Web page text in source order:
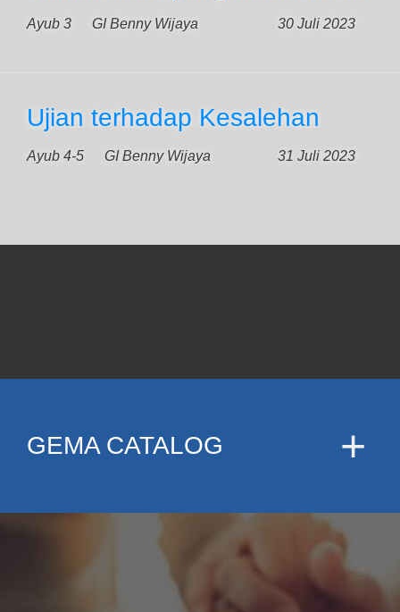
Ayub 3 30 Juli 2023
GI Benny Wijaya
Ujian terhadap Kesalehan
Ayub 4-5 31 Juli 2023
GI Benny Wijaya
GEMA CATALOG